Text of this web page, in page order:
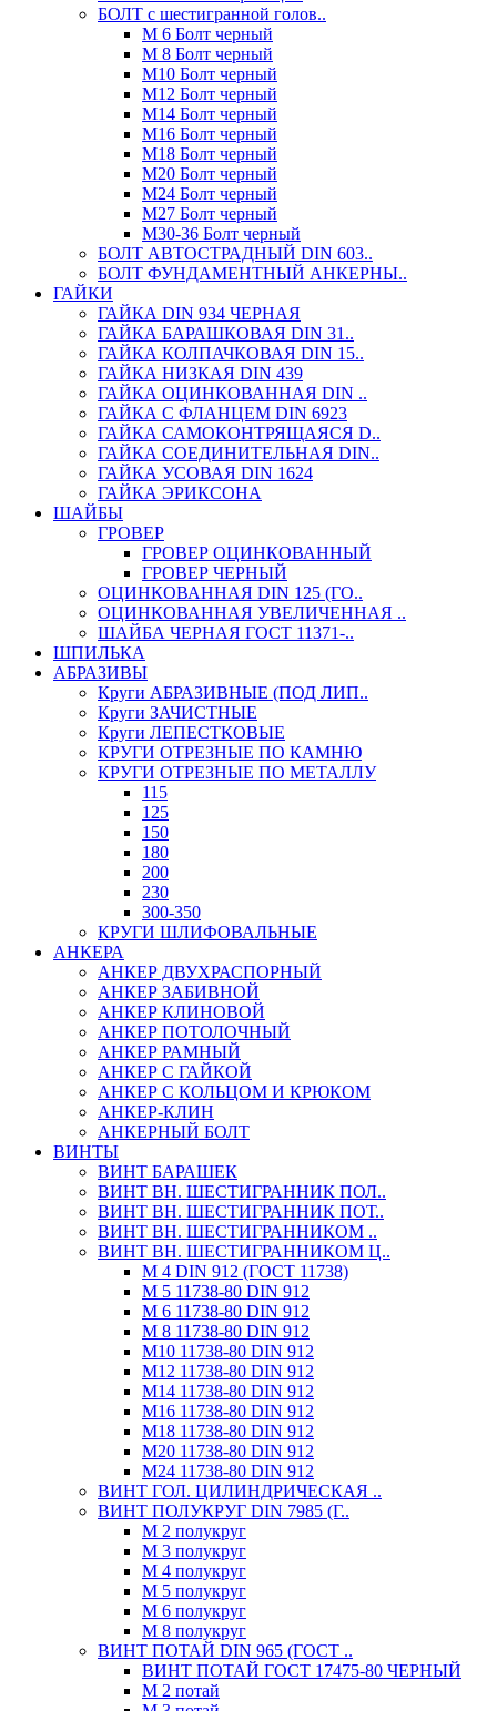
БОЛТ с шестигранной голов..
М 6 Болт черный
М 8 Болт черный
М10 Болт черный
М12 Болт черный
М14 Болт черный
М16 Болт черный
М18 Болт черный
М20 Болт черный
М24 Болт черный
М27 Болт черный
М30-36 Болт черный
БОЛТ АВТОСТРАДНЫЙ DIN 603..
БОЛТ ФУНДАМЕНТНЫЙ АНКЕРНЫ..
ГАЙКИ
ГАЙКА DIN 934 ЧЕРНАЯ
ГАЙКА БАРАШКОВАЯ DIN 31..
ГАЙКА КОЛПАЧКОВАЯ DIN 15..
ГАЙКА НИЗКАЯ DIN 439
ГАЙКА ОЦИНКОВАННАЯ DIN ..
ГАЙКА С ФЛАНЦЕМ DIN 6923
ГАЙКА САМОКОНТРЯЩАЯСЯ D..
ГАЙКА СОЕДИНИТЕЛЬНАЯ DIN..
ГАЙКА УСОВАЯ DIN 1624
ГАЙКА ЭРИКСОНА
ШАЙБЫ
ГРОВЕР
ГРОВЕР ОЦИНКОВАННЫЙ
ГРОВЕР ЧЕРНЫЙ
ОЦИНКОВАННАЯ DIN 125 (ГО..
ОЦИНКОВАННАЯ УВЕЛИЧЕННАЯ ..
ШАЙБА ЧЕРНАЯ ГОСТ 11371-..
ШПИЛЬКА
АБРАЗИВЫ
Круги АБРАЗИВНЫЕ (ПОД ЛИП..
Круги ЗАЧИСТНЫЕ
Круги ЛЕПЕСТКОВЫЕ
КРУГИ ОТРЕЗНЫЕ ПО КАМНЮ
КРУГИ ОТРЕЗНЫЕ ПО МЕТАЛЛУ
115
125
150
180
200
230
300-350
КРУГИ ШЛИФОВАЛЬНЫЕ
АНКЕРА
АНКЕР ДВУХРАСПОРНЫЙ
АНКЕР ЗАБИВНОЙ
АНКЕР КЛИНОВОЙ
АНКЕР ПОТОЛОЧНЫЙ
АНКЕР РАМНЫЙ
АНКЕР С ГАЙКОЙ
АНКЕР С КОЛЬЦОМ И КРЮКОМ
АНКЕР-КЛИН
АНКЕРНЫЙ БОЛТ
ВИНТЫ
ВИНТ БАРАШЕК
ВИНТ ВН. ШЕСТИГРАННИК ПОЛ..
ВИНТ ВН. ШЕСТИГРАННИК ПОТ..
ВИНТ ВН. ШЕСТИГРАННИКОМ ..
ВИНТ ВН. ШЕСТИГРАННИКОМ Ц..
М 4 DIN 912 (ГОСТ 11738)
М 5 11738-80 DIN 912
М 6 11738-80 DIN 912
М 8 11738-80 DIN 912
М10 11738-80 DIN 912
М12 11738-80 DIN 912
М14 11738-80 DIN 912
М16 11738-80 DIN 912
М18 11738-80 DIN 912
М20 11738-80 DIN 912
М24 11738-80 DIN 912
ВИНТ ГОЛ. ЦИЛИНДРИЧЕСКАЯ ..
ВИНТ ПОЛУКРУГ DIN 7985 (Г..
М 2 полукруг
М 3 полукруг
М 4 полукруг
М 5 полукруг
М 6 полукруг
М 8 полукруг
ВИНТ ПОТАЙ DIN 965 (ГОСТ ..
ВИНТ ПОТАЙ ГОСТ 17475-80 ЧЕРНЫЙ
М 2 потай